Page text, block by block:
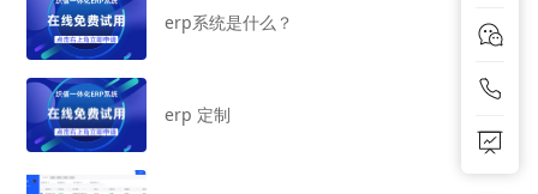
erp系统是什么？
erp 定制